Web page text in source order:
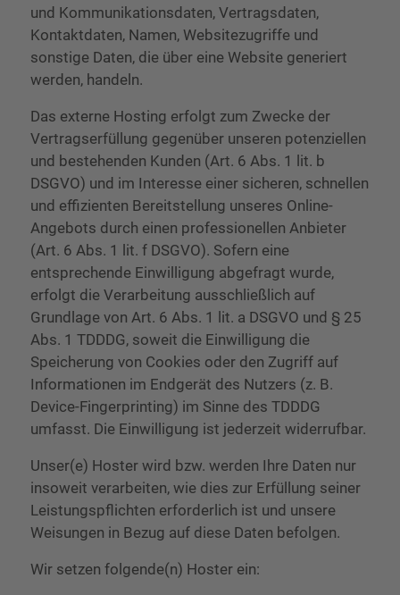
und Kommunikationsdaten, Vertragsdaten,
Kontaktdaten, Namen, Websitezugriffe und
sonstige Daten, die über eine Website generiert
werden, handeln.
Das externe Hosting erfolgt zum Zwecke der
Vertragserfüllung gegenüber unseren potenziellen
und bestehenden Kunden (Art. 6 Abs. 1 lit. b
DSGVO) und im Interesse einer sicheren, schnellen
und effizienten Bereitstellung unseres Online-
Angebots durch einen professionellen Anbieter
(Art. 6 Abs. 1 lit. f DSGVO). Sofern eine
entsprechende Einwilligung abgefragt wurde,
erfolgt die Verarbeitung ausschließlich auf
Grundlage von Art. 6 Abs. 1 lit. a DSGVO und § 25
Abs. 1 TDDDG, soweit die Einwilligung die
Speicherung von Cookies oder den Zugriff auf
Informationen im Endgerät des Nutzers (z. B.
Device-Fingerprinting) im Sinne des TDDDG
umfasst. Die Einwilligung ist jederzeit widerrufbar.
Unser(e) Hoster wird bzw. werden Ihre Daten nur
insoweit verarbeiten, wie dies zur Erfüllung seiner
Leistungspflichten erforderlich ist und unsere
Weisungen in Bezug auf diese Daten befolgen.
Wir setzen folgende(n) Hoster ein: